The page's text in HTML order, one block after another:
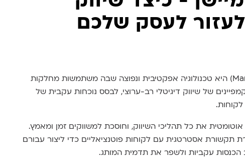
לעזור לעסק שלכם
שיווק אוטומטי (Marketing automation) היא טכנולוגיה אפקטיבית ונפוצה שבה משתמשות מחלקות
של שיווק דיגיטלי רב-ערוצי, לבסס נוכחות עקבית של
לקוחות.
את כל תהליכי השיווק, וחוסכת למשווקים זמן ומאמץ.
תקשורת אסטרטגית עם לקוחות פוטנציאליים כדי ליצור עבורם
הכנסות עקביות ולשפר את תדמית המותג.